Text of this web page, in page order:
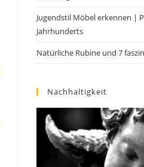
Jugendstil Möbel erkennen |
Jahrhunderts
Natürliche Rubine und 7
Nachhaltigkeit